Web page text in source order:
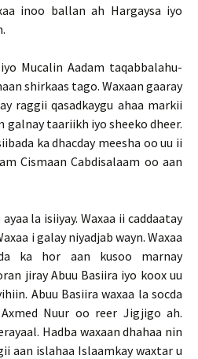
inoo ballan ah Hargaysa iyo
Mucalin Aadam taqabbalahu-
shirkaas tago. Waxaan gaaray
raggii qasadkaygu ahaa markii
galnay taariikh iyo sheeko dheer.
ka dhacday meesha oo uu ii
Cismaan Cabdisalaam oo aan
la isiiyay. Waxaa ii caddaatay
i galay niyadjab wayn. Waxaa
ka hor aan kusoo marnay
jiray Abuu Basiira iyo koox uu
Abuu Basiira waxaa la socda
Nuur oo reer Jigjigo ah.
Hadba waxaan dhahaa nin
aan islahaa Islaamkay waxtar u